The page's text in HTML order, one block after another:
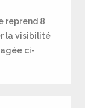
reprend 8
la visibilité
ci-